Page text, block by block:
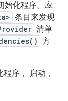
始化程序。应
条目来发现
清单
方
序， 启动，